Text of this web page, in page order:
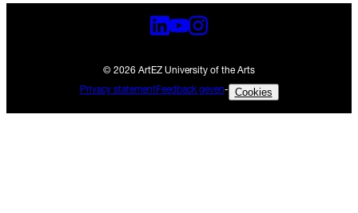
© 2026 ArtEZ University of the Arts
Privacy statementFeedback geven- Cookies